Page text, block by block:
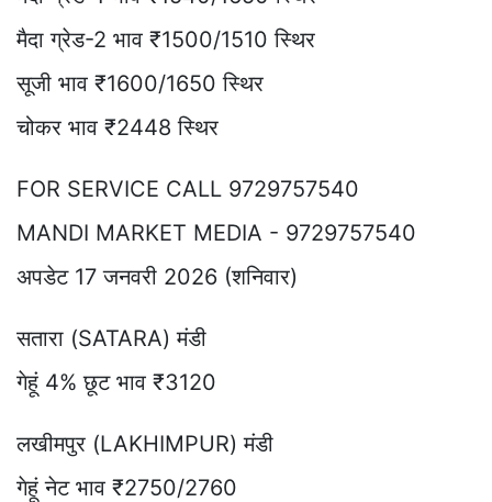
मैदा ग्रेड-2 भाव ₹1500/1510 स्थिर
सूजी भाव ₹1600/1650 स्थिर
चोकर भाव ₹2448 स्थिर
FOR SERVICE CALL 9729757540
MANDI MARKET MEDIA - 9729757540
अपडेट 17 जनवरी 2026 (शनिवार)
सतारा (SATARA) मंडी
गेहूं 4% छूट भाव ₹3120
लखीमपुर (LAKHIMPUR) मंडी
गेहूं नेट भाव ₹2750/2760